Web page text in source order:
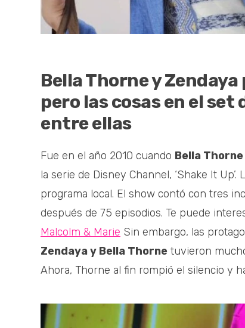
Bella Thorne y Zendaya
pero las cosas en el
entre ellas
Fue en el año 2010 cuando Bella Thorne
la serie de Disney Channel, ‘Shake It
programa local. El show contó con tres
después de 75 episodios. Te puede
Malcolm & Marie Sin embargo, las
Zendaya y Bella Thorne tuvieron
Ahora, Thorne al fin rompió el silencio y